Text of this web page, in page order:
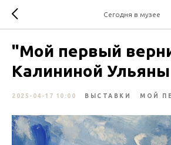
Сегодня в музее
"Мой первый
Калининой Ульяны
2025-04-17 10:00 ВЫСТАВКИ МОЙ